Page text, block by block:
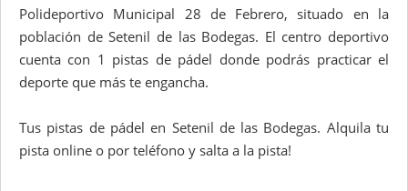
Polideportivo Municipal 28 de Febrero, situado en la
población de Setenil de las Bodegas. El centro deportivo
cuenta con 1 pistas de pádel donde podrás practicar el
deporte que más te engancha.
Tus pistas de pádel en Setenil de las Bodegas. Alquila tu
pista online o por teléfono y salta a la pista!